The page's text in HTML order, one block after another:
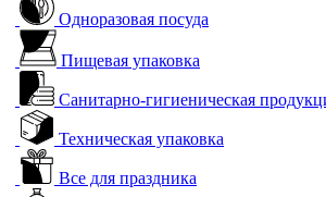
Одноразовая посуда
Пищевая упаковка
Санитарно-гигиеническая
Техническая упаковка
Все для праздника